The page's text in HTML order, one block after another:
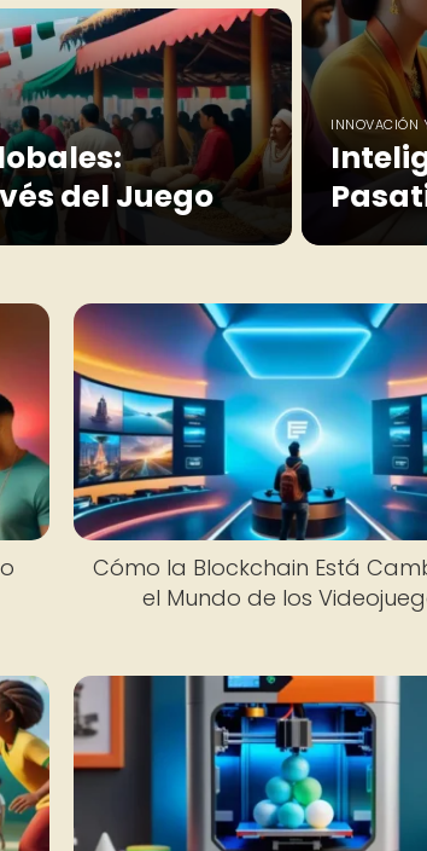
del Juego
INNOVACIÓN
Cómo la Blockchain Está
el Mundo de los